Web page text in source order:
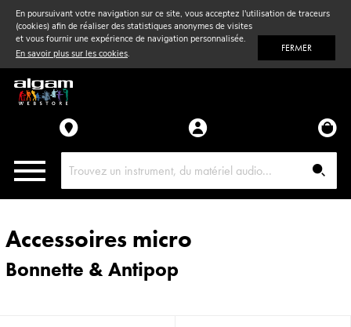
En poursuivant votre navigation sur ce site, vous acceptez l'utilisation de traceurs
(cookies) afin de réaliser des statistiques anonymes de visites
et vous fournir une expérience de navigation personnalisée.
En savoir plus sur les cookies. FERMER
Vent& Violon
Accessoires
Pièces détachées
Accessoires micro
Bonnette & Antipop